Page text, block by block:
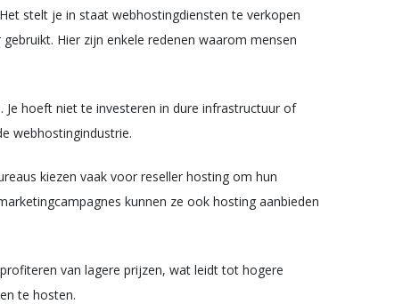
stelt je in staat webhostingdiensten te verkopen
Hier zijn enkele redenen waarom mensen
hoeft niet te investeren in dure infrastructuur of
webhostingindustrie.
kiezen vaak voor reseller hosting om hun
kunnen ze ook hosting aanbieden
van lagere prijzen, wat leidt tot hogere
te hosten.